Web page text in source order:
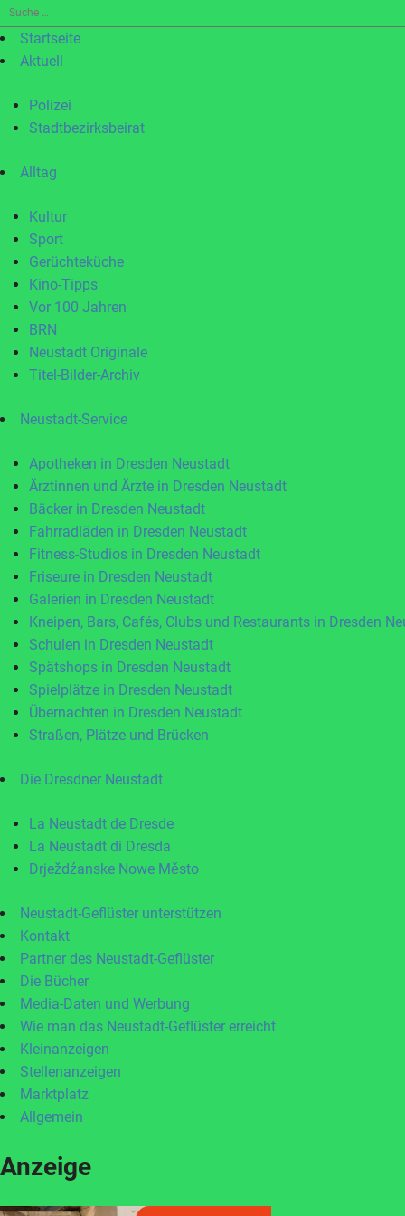
Suche
nach:Startseite
Aktuell
Polizei
Stadtbezirksbeirat
Alltag
Kultur
Sport
Gerüchteküche
Kino-Tipps
Vor 100 Jahren
BRN
Neustadt Originale
Titel-Bilder-Archiv
Neustadt-Service
Apotheken in Dresden Neustadt
Ärztinnen und Ärzte in Dresden Neustadt
Bäcker in Dresden Neustadt
Fahrradläden in Dresden Neustadt
Fitness-Studios in Dresden Neustadt
Friseure in Dresden Neustadt
Galerien in Dresden Neustadt
Kneipen, Bars, Cafés, Clubs und Restaurants in Dresden
Schulen in Dresden Neustadt
Spätshops in Dresden Neustadt
Spielplätze in Dresden Neustadt
Übernachten in Dresden Neustadt
Straßen, Plätze und Brücken
Die Dresdner Neustadt
La Neustadt de Dresde
La Neustadt di Dresda
Drježdźanske Nowe Město
Neustadt-Geflüster unterstützen
Kontakt
Partner des Neustadt-Geflüster
Die Bücher
Media-Daten und Werbung
Wie man das Neustadt-Geflüster erreicht
Kleinanzeigen
Stellenanzeigen
Marktplatz
Allgemein
Anzeige